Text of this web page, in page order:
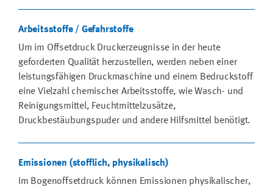
Arbeitsstoffe / Gefahrstoffe
Um im Offsetdruck Druckerzeugnisse in der heute
geforderten Qualität herzustellen, werden neben einer
leistungsfähigen Druckmaschine und einem Bedruckstoff
eine Vielzahl chemischer Arbeitsstoffe, wie Wasch- und
Reinigungsmittel, Feuchtmittelzusätze,
Druckbestäubungspuder und andere Hilfsmittel benötigt.
Emissionen (stofflich, physikalisch)
Im Bogenoffsetdruck können Emissionen physikalischer,